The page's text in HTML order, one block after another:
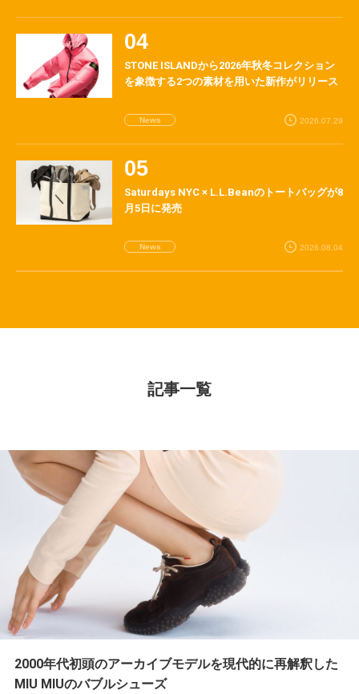
STONE ISLANDから2026年秋冬コレクション
を象徴する2つの素材を用いた新作がリリース
News 2026.07.29
Saturdays NYC × L.L.Beanのトートバッグが8
月5日に発売
News 2026.08.04
記事一覧
2000年代初頭のアーカイブモデルを現代的に再解釈した
MIU MIUのバブルシューズ